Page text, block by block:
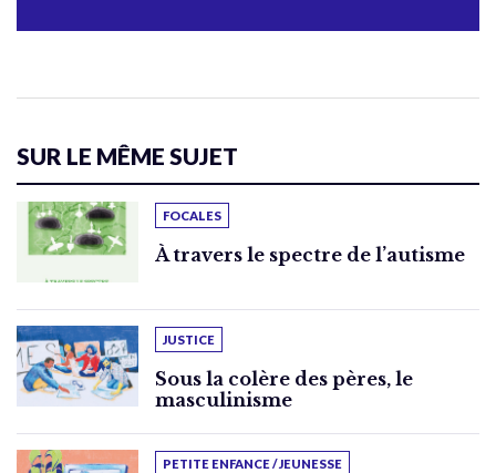
SUR LE MÊME SUJET
FOCALES
À travers le spectre de l’autisme
JUSTICE
Sous la colère des pères, le
masculinisme
PETITE ENFANCE / JEUNESSE